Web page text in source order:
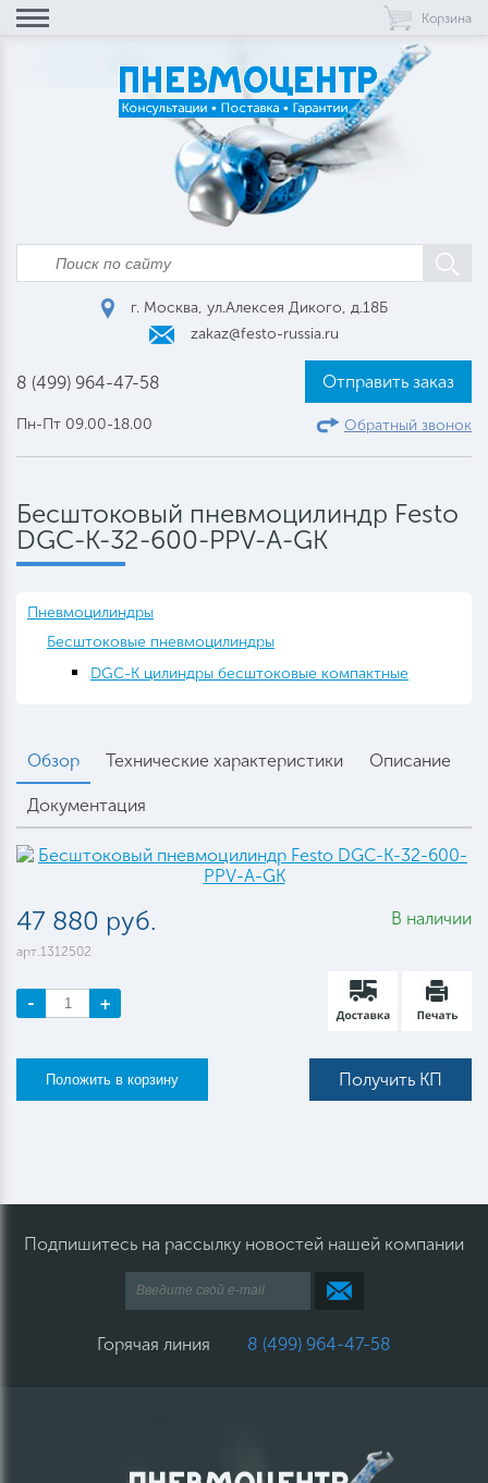
Корзина
г. Москва, ул.Алексея Дикого, д.18Б
zakaz@festo-russia.ru
8 (499) 964-47-58
Пн-Пт 09.00-18.00
Отправить заказ
Обратный звонок
Бесштоковый пневмоцилиндр Festo
DGC-K-32-600-PPV-A-GK
Пневмоцилиндры
Бесштоковые пневмоцилиндры
DGC-K цилиндры бесштоковые компактные
Обзор Технические характеристики Описание
Документация
47 880 руб.
арт.1312502
В наличии
- +
Получить КП
Подпишитесь на рассылку новостей нашей компании
Горячая линия 8 (499) 964-47-58